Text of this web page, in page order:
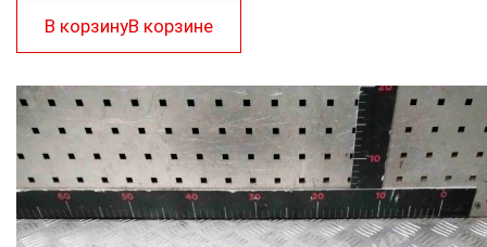
В корзинуВ корзине